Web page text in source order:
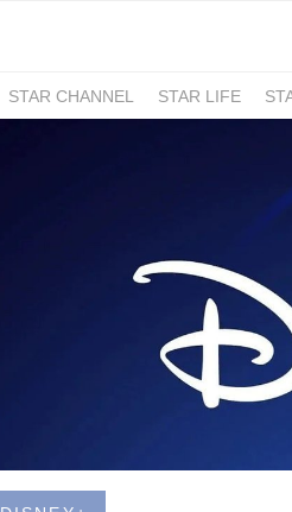
STAR CHANNEL STAR LIFE